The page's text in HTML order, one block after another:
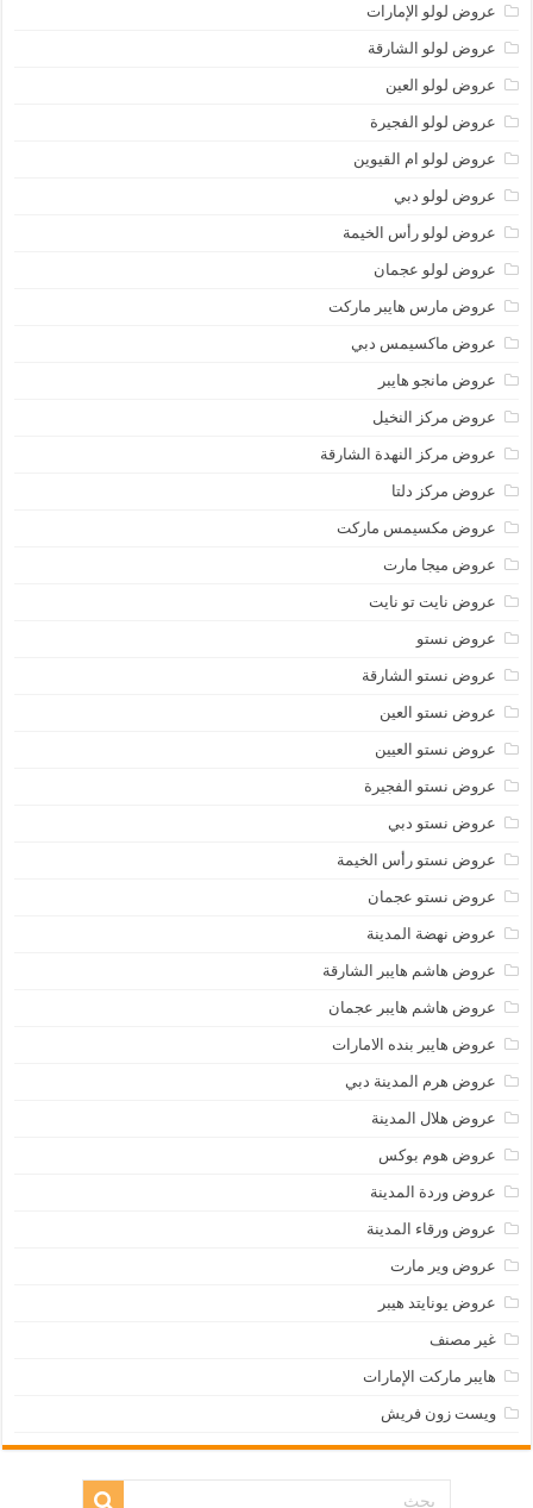
عروض لولو الإمارات
عروض لولو الشارقة
عروض لولو العين
عروض لولو الفجيرة
عروض لولو ام القيوين
عروض لولو دبي
عروض لولو رأس الخيمة
عروض لولو عجمان
عروض مارس هايبر ماركت
عروض ماكسيمس دبي
عروض مانجو هايبر
عروض مركز النخيل
عروض مركز النهدة الشارقة
عروض مركز دلتا
عروض مكسيمس ماركت
عروض ميجا مارت
عروض نايت تو نايت
عروض نستو
عروض نستو الشارقة
عروض نستو العين
عروض نستو العيين
عروض نستو الفجيرة
عروض نستو دبي
عروض نستو رأس الخيمة
عروض نستو عجمان
عروض نهضة المدينة
عروض هاشم هايبر الشارقة
عروض هاشم هايبر عجمان
عروض هايبر بنده الامارات
عروض هرم المدينة دبي
عروض هلال المدينة
عروض هوم بوكس
عروض وردة المدينة
عروض ورقاء المدينة
عروض وير مارت
عروض يونايتد هيبر
غير مصنف
هايبر ماركت الإمارات
ويست زون فريش